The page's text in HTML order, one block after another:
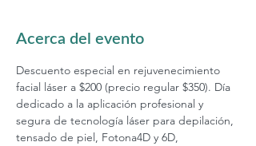
Acerca del evento
Descuento especial en rejuvenecimiento
facial láser a $200 (precio regular $350). Día
dedicado a la aplicación profesional y
segura de tecnología láser para depilación,
tensado de piel, Fotona4D y 6D,